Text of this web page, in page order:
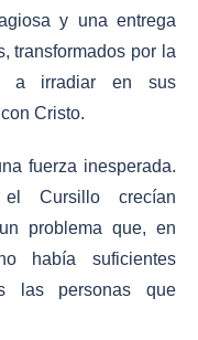
y una entrega
transformados por la
a irradiar en sus
Cristo.
fuerza inesperada.
Cursillo crecían
problema que, en
había suficientes
las personas que